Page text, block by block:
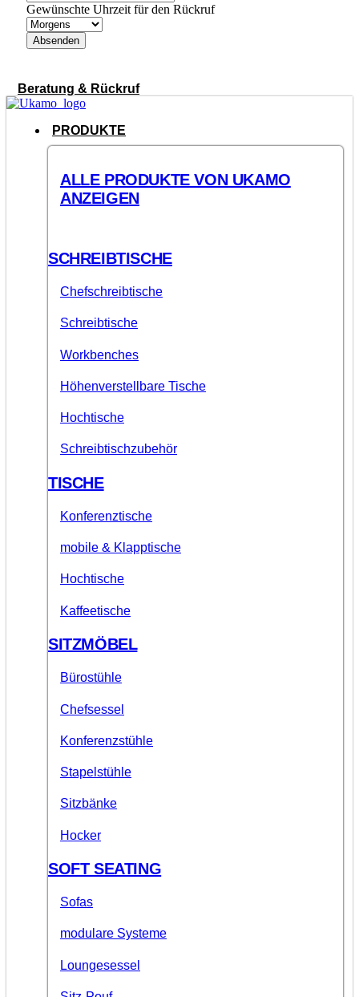
Gewünschte Uhrzeit für den Rückruf
Absenden
Beratung & Rückruf
PRODUKTE
ALLE PRODUKTE VON UKAMO
ANZEIGEN
SCHREIBTISCHE
Chefschreibtische
Schreibtische
Workbenches
Höhenverstellbare Tische
Hochtische
Schreibtischzubehör
TISCHE
Konferenztische
mobile & Klapptische
Hochtische
Kaffeetische
SITZMÖBEL
Bürostühle
Chefsessel
Konferenzstühle
Stapelstühle
Sitzbänke
Hocker
SOFT SEATING
Sofas
modulare Systeme
Loungesessel